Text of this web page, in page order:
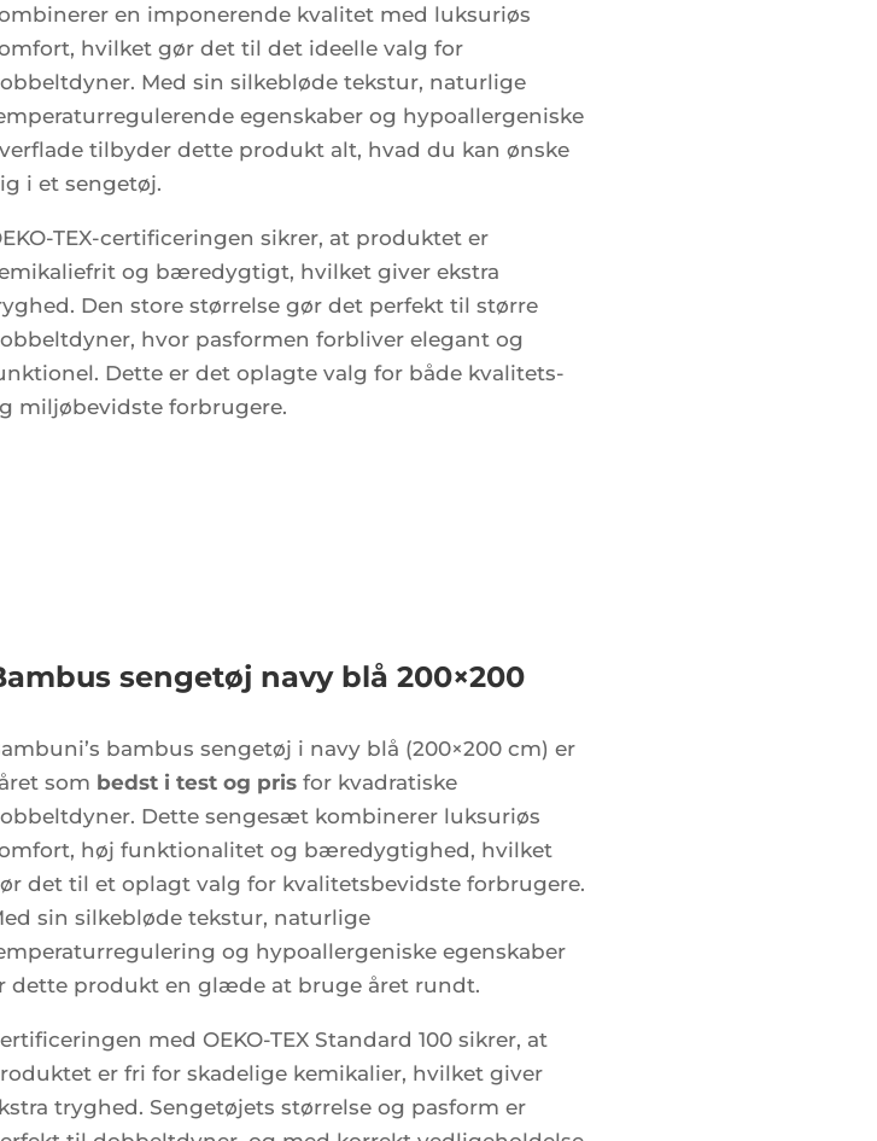
en imponerende kvalitet med luksuriøs
hvilket gør det til det ideelle valg for
Med sin silkebløde tekstur, naturlige
egenskaber og hypoallergeniske
tilbyder dette produkt alt, hvad du kan ønske
i et sengetøj.
TEX-certificeringen sikrer, at produktet er
og bæredygtigt, hvilket giver ekstra
Den store størrelse gør det perfekt til større
hvor pasformen forbliver elegant og
Dette er det oplagte valg for både kvalitets-
miljøbevidste forbrugere.
sengetøj navy blå 200×200
bambus sengetøj i navy blå (200×200 cm) er
som bedst i test og prisfor kvadratiske
Dette sengesæt kombinerer luksuriøs
høj funktionalitet og bæredygtighed, hvilket
det til et oplagt valg for kvalitetsbevidste forbrugere.
sin silkebløde tekstur, naturlige
og hypoallergeniske egenskaber
dette produkt en glæde at bruge året rundt.
med OEKO-TEX Standard 100 sikrer, at
er fri for skadelige kemikalier, hvilket giver
tryghed. Sengetøjets størrelse og pasform er